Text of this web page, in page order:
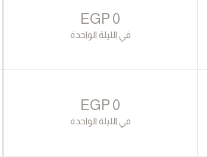
0
EGP
في الليلة الواحدة
0
EGP
في الليلة الواحدة